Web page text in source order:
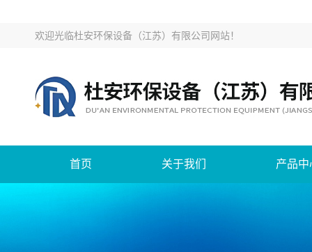
欢迎光临杜安环保设备（江苏）有限公司网站！
首页 关于我们 产品中